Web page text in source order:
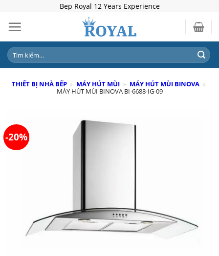
content
Bep Royal 12 Years Experience
Tìm
kiếm:
THIẾT BỊ NHÀ BẾP » MÁY HÚT MÙI » MÁY HÚT MÙI BINOVA »
MÁY HÚT MÙI BINOVA BI-6688-IG-09
-20%